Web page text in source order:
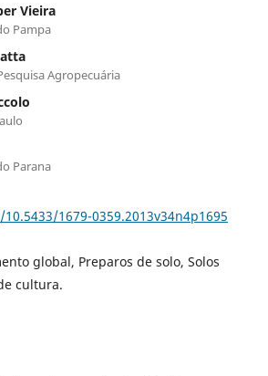
Vieira
Pampa
Agropecuária
Parana
1679-0359.2013v34n4p1695
global, Preparos de solo, Solos
cultura.